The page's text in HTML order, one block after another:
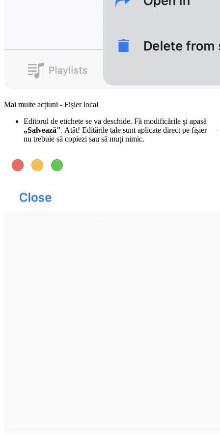
Mai multe acțiuni - Fișier local
Editorul de etichete se va deschide. Fă modificările și apasă
„Salvează". Atât! Editările tale sunt aplicate direct pe fișier —
nu trebuie să copiezi sau să muți nimic.